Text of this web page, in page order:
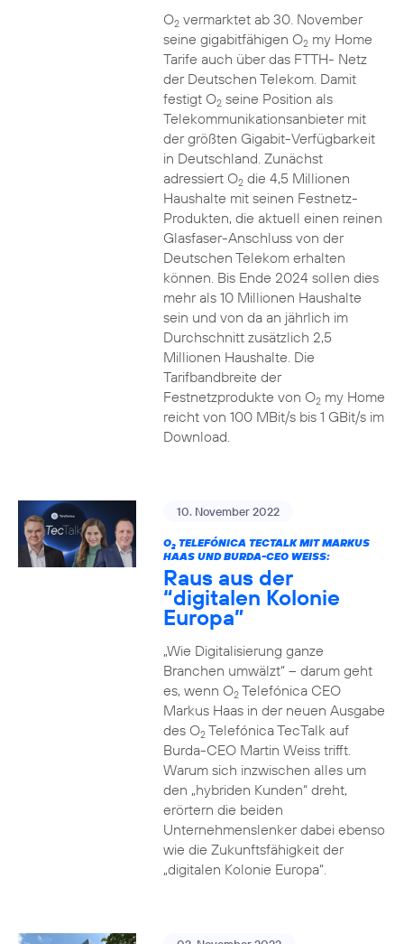
O2vermarktet ab 30. November
seine gigabitfähigen O2my Home
Tarife auch über das FTTH- Netz
der Deutschen Telekom. Damit
festigt O2seine Position als
Telekommunikationsanbieter mit
der größten Gigabit-Verfügbarkeit
in Deutschland. Zunächst
adressiert O2die 4,5 Millionen
Haushalte mit seinen Festnetz-
Produkten, die aktuell einen reinen
Glasfaser-Anschluss von der
Deutschen Telekom erhalten
können. Bis Ende 2024 sollen dies
mehr als 10 Millionen Haushalte
sein und von da an jährlich im
Durchschnitt zusätzlich 2,5
Millionen Haushalte. Die
Tarifbandbreite der
Festnetzprodukte von O2my Home
reicht von 100 MBit/s bis 1 GBit/s im
Download.
10. November 2022
O2TELEFÓNICA TECTALK MIT MARKUS
HAAS UND BURDA-CEO WEISS:
Raus aus der
“digitalen Kolonie
Europa”
„Wie Digitalisierung ganze
Branchen umwälzt“ – darum geht
es, wenn O2Telefónica CEO
Markus Haas in der neuen Ausgabe
des O2Telefónica TecTalk auf
Burda-CEO Martin Weiss trifft.
Warum sich inzwischen alles um
den „hybriden Kunden“ dreht,
erörtern die beiden
Unternehmenslenker dabei ebenso
wie die Zukunftsfähigkeit der
„digitalen Kolonie Europa“.